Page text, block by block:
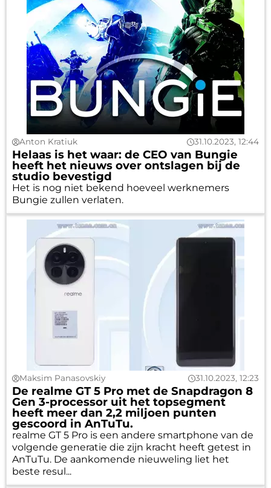
Anton Kratiuk 31.10.2023, 12:44
Helaas is het waar: de CEO van Bungie
heeft het nieuws over ontslagen bij de
studio bevestigd
Het is nog niet bekend hoeveel werknemers
Bungie zullen verlaten.
Maksim Panasovskiy 31.10.2023, 12:23
De realme GT 5 Pro met de Snapdragon 8
Gen 3-processor uit het topsegment
heeft meer dan 2,2 miljoen punten
gescoord in AnTuTu.
realme GT 5 Pro is een andere smartphone van de
volgende generatie die zijn kracht heeft getest in
AnTuTu. De aankomende nieuweling liet het
beste resul...